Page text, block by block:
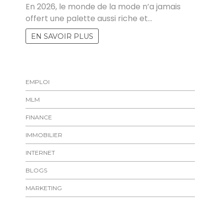
En 2026, le monde de la mode n’a jamais
offert une palette aussi riche et…
EN SAVOIR PLUS
EMPLOI
MLM
FINANCE
IMMOBILIER
INTERNET
BLOGS
MARKETING